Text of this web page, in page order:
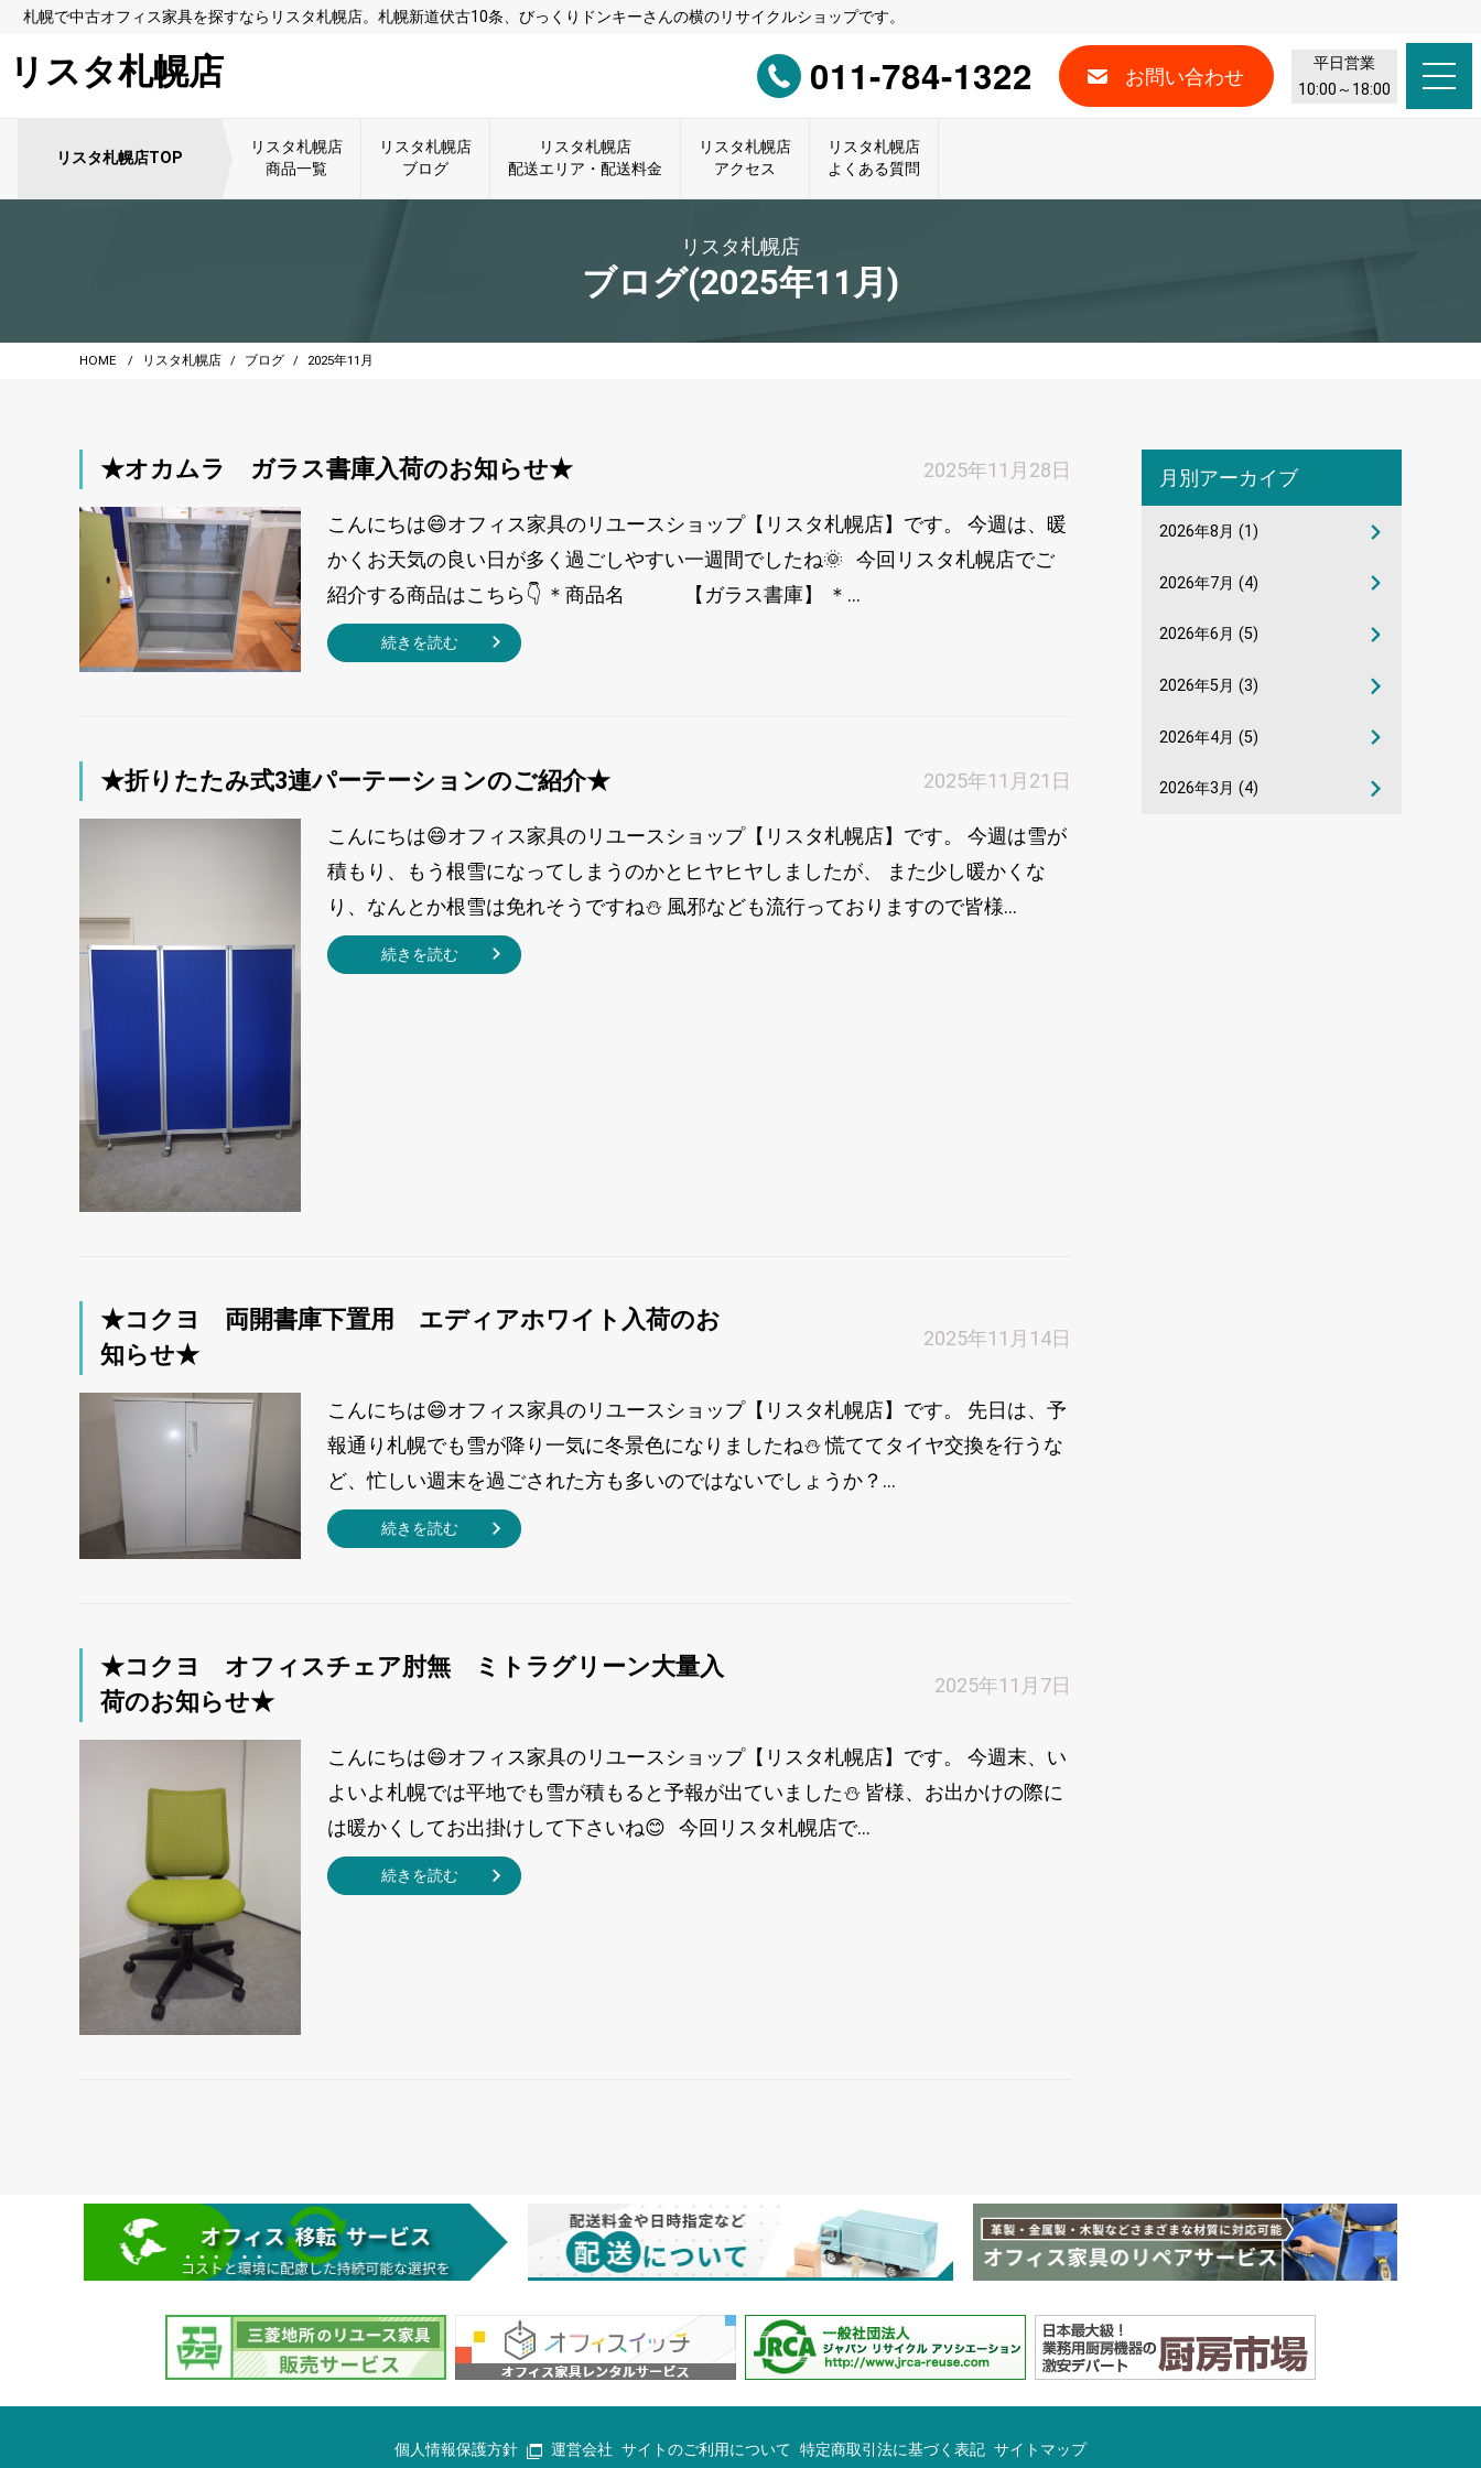
札幌で中古オフィス家具を探すならリスタ札幌店。札幌新道伏古10条、びっくりドンキーさんの横のリサイクルショップです。
リスタ札幌店 011-784-1322 お問い合わせ
平日営業
10:00～18:00
リスタ札幌店TOP
リスタ札幌店
商品一覧
リスタ札幌店
ブログ
リスタ札幌店
配送エリア・配送料金
リスタ札幌店
アクセス
リスタ札幌店
よくある質問
リスタ札幌店
ブログ(2025年11月)
HOME リスタ札幌店 ブログ 2025年11月
★オカムラ ガラス書庫入荷のお知らせ★ 2025年11月28日
こんにちは😄オフィス家具のリユースショップ【リスタ札幌店】です。 今週は、暖
かくお天気の良い日が多く過ごしやすい一週間でしたね🌞 今回リスタ札幌店でご
紹介する商品はこちら👇 ＊商品名 【ガラス書庫】 ＊...
続きを読む
★折りたたみ式3連パーテーションのご紹介★ 2025年11月21日
こんにちは😄オフィス家具のリユースショップ【リスタ札幌店】です。 今週は雪が
積もり、もう根雪になってしまうのかとヒヤヒヤしましたが、 また少し暖かくな
り、なんとか根雪は免れそうですね⛄ 風邪なども流行っておりますので皆様...
続きを読む
★コクヨ 両開書庫下置用 エディアホワイト入荷のお
知らせ★
2025年11月14日
こんにちは😄オフィス家具のリユースショップ【リスタ札幌店】です。 先日は、予
報通り札幌でも雪が降り一気に冬景色になりましたね⛄ 慌ててタイヤ交換を行うな
ど、忙しい週末を過ごされた方も多いのではないでしょうか？...
続きを読む
★コクヨ オフィスチェア肘無 ミトラグリーン大量入
荷のお知らせ★
2025年11月7日
こんにちは😄オフィス家具のリユースショップ【リスタ札幌店】です。 今週末、い
よいよ札幌では平地でも雪が積もると予報が出ていました⛄ 皆様、お出かけの際に
は暖かくしてお出掛けして下さいね😊 今回リスタ札幌店で...
続きを読む
月別アーカイブ
2026年8月 (1)
2026年7月 (4)
2026年6月 (5)
2026年5月 (3)
2026年4月 (5)
2026年3月 (4)
個人情報保護方針 運営会社 サイトのご利用について 特定商取引法に基づく表記 サイトマップ